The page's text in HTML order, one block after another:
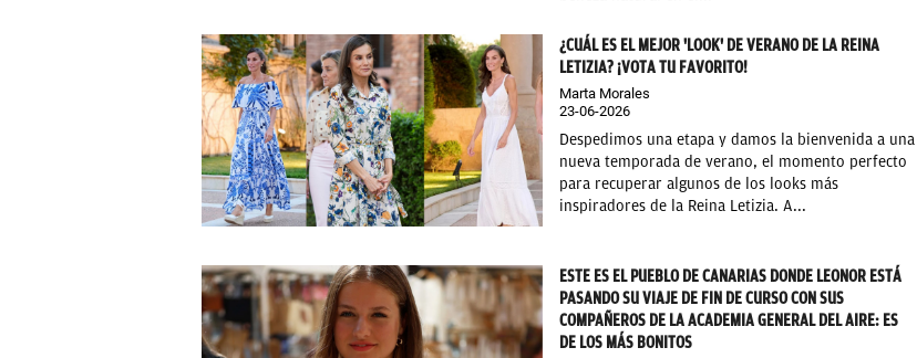
¿CUÁL ES EL MEJOR 'LOOK' DE VERANO DE LA REINA
LETIZIA? ¡VOTA TU FAVORITO!
Marta Morales
23-06-2026
Despedimos una etapa y damos la bienvenida a una
nueva temporada de verano, el momento perfecto
para recuperar algunos de los looks más
inspiradores de la Reina Letizia. A...
ESTE ES EL PUEBLO DE CANARIAS DONDE LEONOR ESTÁ
PASANDO SU VIAJE DE FIN DE CURSO CON SUS
COMPAÑEROS DE LA ACADEMIA GENERAL DEL AIRE: ES
DE LOS MÁS BONITOS